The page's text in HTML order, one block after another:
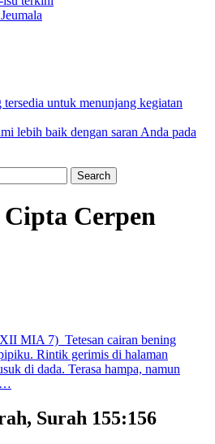
tersedia untuk menunjang kegiatan
lebih baik dengan saran Anda pada
Cerpen
MIA 7) Tetesan cairan bening
Rintik gerimis di halaman
di dada. Terasa hampa, namun
Surah 155:156